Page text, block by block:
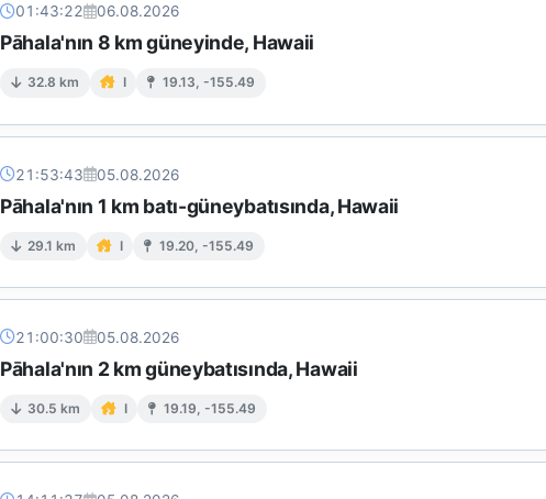
01:43:22 06.08.2026
Pāhala'nın 8 km güneyinde, Hawaii
32.8 km I 19.13, -155.49
21:53:43 05.08.2026
Pāhala'nın 1 km batı-güneybatısında, Hawaii
29.1 km I 19.20, -155.49
21:00:30 05.08.2026
Pāhala'nın 2 km güneybatısında, Hawaii
30.5 km I 19.19, -155.49